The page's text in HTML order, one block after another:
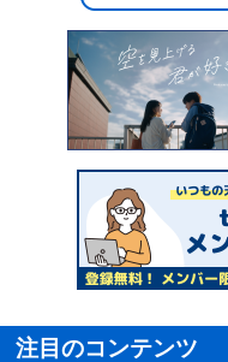
注目のコンテンツ